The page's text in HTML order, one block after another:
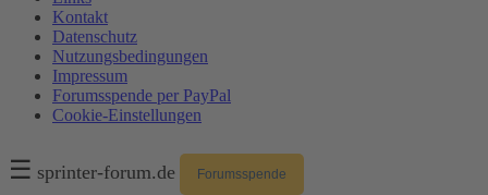
Kontakt
Datenschutz
Nutzungsbedingungen
Impressum
Forumsspende per PayPal
Cookie-Einstellungen
☰ sprinter-forum.de Forumsspende